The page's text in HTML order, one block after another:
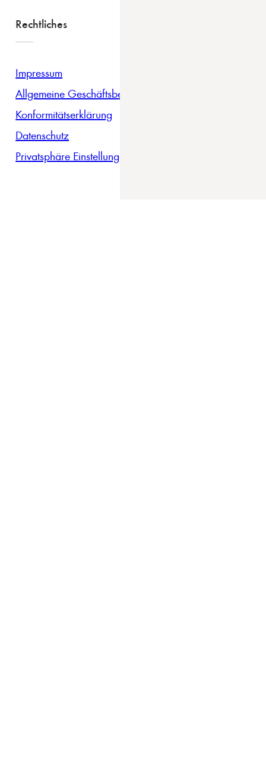
Rechtliches
Impressum
Allgemeine Geschäftsbedingungen
Konformitätserklärung
Datenschutz
Privatsphäre Einstellungen